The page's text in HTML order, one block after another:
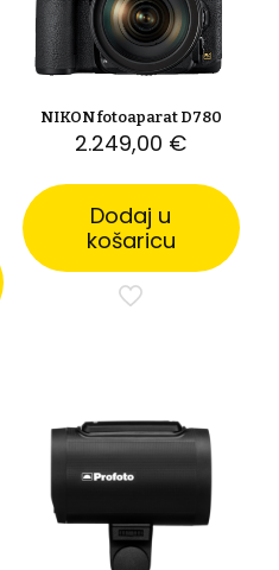
NIKON fotoaparat D780
2.249,00 €
Dodaj u
košaricu